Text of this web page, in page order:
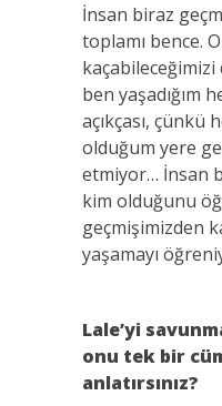
İnsan biraz
toplamı bence.
ben yaşadığım
açıkçası, çünkü
olduğum yere
etmiyor… İnsan
kim olduğunu
geçmişimizden
yaşamayı
Lale’yi
onu tek bir
anlatırsınız?